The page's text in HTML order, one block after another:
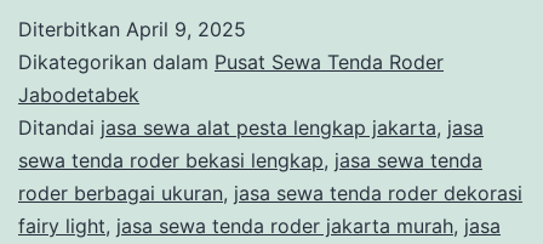
BENING
ACARA
PESTA
PERNIKAHAN
Diterbitkan April 9, 2025
Dikategorikan dalam Pusat Sewa Tenda Roder
Jabodetabek
Ditandai jasa sewa alat pesta lengkap jakarta, jasa
sewa tenda roder bekasi lengkap, jasa sewa tenda
roder berbagai ukuran, jasa sewa tenda roder dekorasi
fairy light, jasa sewa tenda roder jakarta murah, jasa